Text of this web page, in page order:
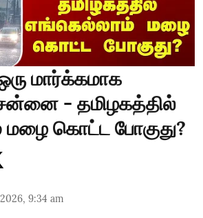
மார்க்கமாக
- தமிழகத்தில்
கொட்ட போகுது?
9:34 am